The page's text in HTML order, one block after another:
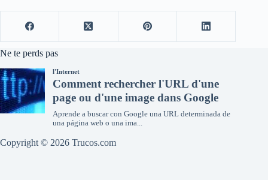
Ne te perds pas
Copyright © 2026 Trucos.com